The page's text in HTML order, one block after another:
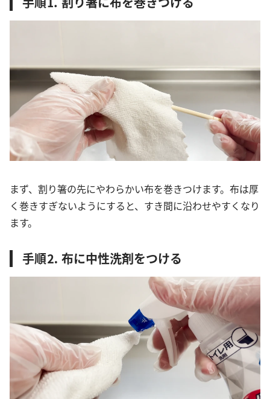
まず、割り箸の先にやわらかい布を巻きつけます。布は厚
く巻きすぎないようにすると、すき間に沿わせやすくなり
ます。
手順⒉ 布に中性洗剤をつける